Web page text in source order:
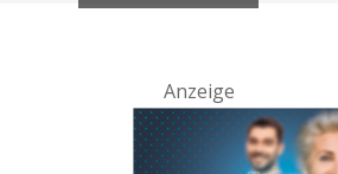
Anzeige